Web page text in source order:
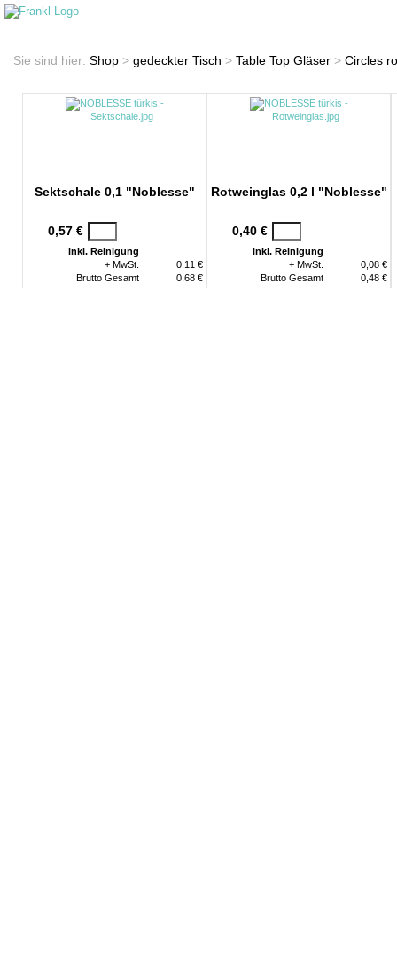
Sie sind hier: Shop > gedeckter Tisch > Table Top Gläser > Circles
Sektschale 0,1 "Noblesse"
0,57 €
inkl. Reinigung
+ MwSt.
0,11 €
Brutto Gesamt
0,68 €
Rotweinglas 0,2 l "Noblesse"
0,40 €
inkl. Reinigung
+ MwSt.
0,08 €
Brutto Gesamt
0,48 €